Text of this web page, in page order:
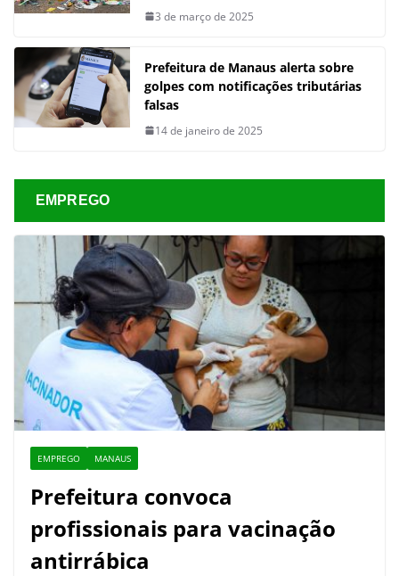
3 de março de 2025
Prefeitura de Manaus alerta sobre
golpes com notificações tributárias
falsas
14 de janeiro de 2025
EMPREGO
EMPREGO MANAUS
Prefeitura convoca
profissionais para vacinação
antirrábica